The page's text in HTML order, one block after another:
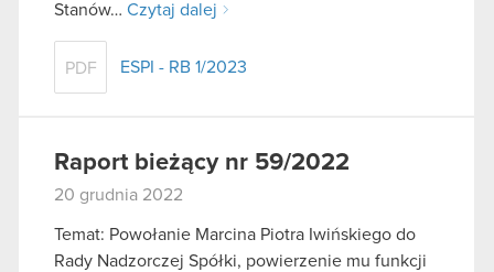
Stanów… Czytaj dalej
PDF ESPI - RB 1/2023
Raport bieżący nr 59/2022
20 grudnia 2022
Temat: Powołanie Marcina Piotra Iwińskiego do
Rady Nadzorczej Spółki, powierzenie mu funkcji